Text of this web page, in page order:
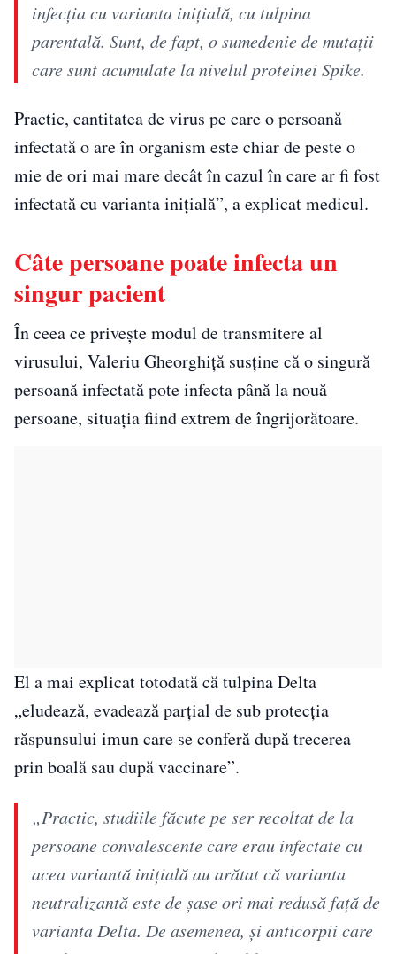
infecţia cu varianta iniţială, cu tulpina
parentală. Sunt, de fapt, o sumedenie de mutaţii
care sunt acumulate la nivelul proteinei Spike.
Practic, cantitatea de virus pe care o persoană
infectată o are în organism este chiar de peste o
mie de ori mai mare decât în cazul în care ar fi fost
infectată cu varianta iniţială”, a explicat medicul.
Câte persoane poate infecta un
singur pacient
În ceea ce privește modul de transmitere al
virusului, Valeriu Gheorghiță susține că o singură
persoană infectată pote infecta până la nouă
persoane, situația fiind extrem de îngrijorătoare.
El a mai explicat totodată că tulpina Delta
„eludează, evadează parţial de sub protecţia
răspunsului imun care se conferă după trecerea
prin boală sau după vaccinare”.
„Practic, studiile făcute pe ser recoltat de la
persoane convalescente care erau infectate cu
acea variantă iniţială au arătat că varianta
neutralizantă este de şase ori mai redusă faţă de
varianta Delta. De asemenea, şi anticorpii care